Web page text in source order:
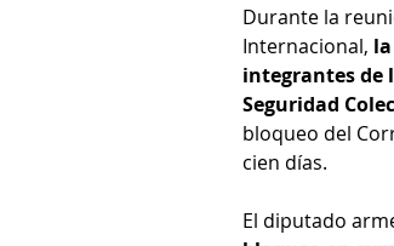
Durante la
Internacional,
integrantes de
Seguridad
bloqueo del
cien días.
El diputado